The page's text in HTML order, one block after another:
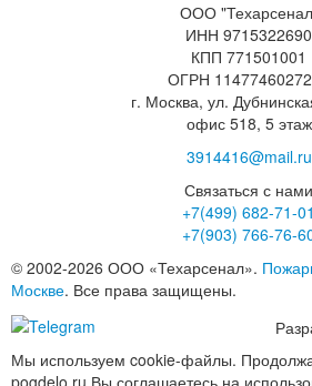
ООО
ИНН 9715322690
КПП 771501001
ОГРН
г. Москва, ул.
офис 518, 5 этаж
3914416@mail.ru
Связаться с нами
+7(499) 682-71-01
+7(903) 766-76-
© 2002-2026 ООО «Техарсенал».
Москве. Все права защищены.
Мы используем cookie-файлы.